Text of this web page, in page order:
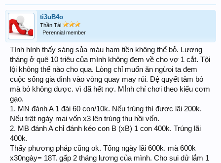
ti3uB4o
Thần Tài
Perennial member
Tình hình thấy sáng sủa máu ham tiền không thể bỏ. Lương
tháng ở quê 10 triêu của mình không đem về cho vợ 1 cắt. Tội
lội không thể nào cho qua. Lòng chỉ muốn ăn ngừoi ta đem
cuộc sống gia đình vào vòng quay may rủi. Đệ quyết tâm bỏ
mà bỏ không được. vì đã hết nợ. MÌnh chỉ chơi theo kiểu cơm
gạo.
1. MN đánh A 1 đài 60 con/10k. Nếu trúng thì được lãi 200k.
Nếu trật ngày mai vốn x3 lên trúng thu hồi vốn.
2. MB đánh A chỉ đánh kéo con B (xB) 1 con 400k. Trúng lãi
400k.
Thấy phương pháp cũng ok. Tổng ngày lãi 600k. mà 600k
x30ngày= 18T. gấp 2 tháng lương của mình. Cho sui dử lắm 1